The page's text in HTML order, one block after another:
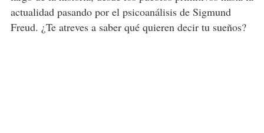
actualidad pasando por el psicoanálisis de Sigmund
Freud. ¿Te atreves a saber qué quieren decir tu sueños?